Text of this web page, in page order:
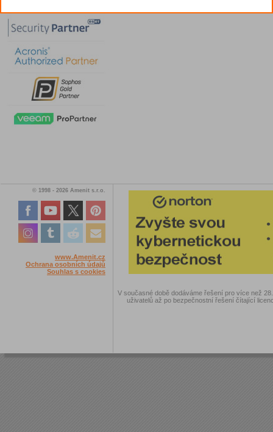
© 1998 - 2026 Amenit s.r.o.
www.Amenit.cz
Ochrana osobních údajů
Souhlas s cookies
V současné době dodáváme řešení pro více než
uživatelů až po bezpečnostní řešení čítající